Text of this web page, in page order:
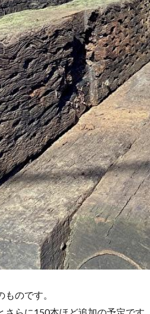
のです。